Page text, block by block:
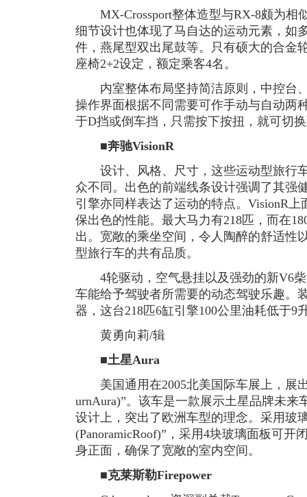
MX-Crossport整体造型与RX-8颇为相
细节设计也体现了马自达的运动元素，如
件，燕尾型双出尾鼓等。只有硕大的合金
座椅2+2设定，额定乘客4名。
内室整体布局坚持简洁原则，中控台
操作界面根据不同需要可作手动与自动两
于D挡或倒车挡，只需按下按扭，就可切
■奔驰VisionR
设计、风格、尺寸，这些运动型旅行
众不同。出色的前端线条设计强调了其强
引擎亦同样表达了运动的特点。VisionR
保出色的性能。最大马力有218匹，而在
出。宽敞的乘坐空间，令人陶醉的舒适性
型旅行车的共有品质。
4轮驱动，空气悬挂以及强劲的新V6柴
车能给予驾驶者所需要的动态驾驶乐趣。
器，这台218匹6缸引擎100公里油耗低于9
黄勇向莉/辑
■土星Aura
美国通用在2005北美国际车展上，展出
urnAura)”。该车是一款展示土星品牌未来
设计上，突出了欧洲车型的理念。采用玻
(PanoramicRoof)”，采用4块玻璃面板可开
身正面，确保了宽敞的室内空间。
■克莱斯勒Firepower